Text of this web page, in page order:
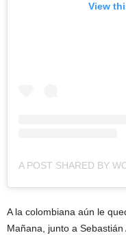
View
A la colombiana aún le
Mañana, junto a